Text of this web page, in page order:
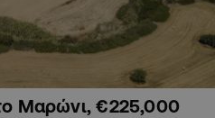
Μαρώνι, €225,000